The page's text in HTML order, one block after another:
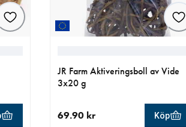
JR Farm Aktiveringsboll av Vide
3x20 g
69.90 kr Köp